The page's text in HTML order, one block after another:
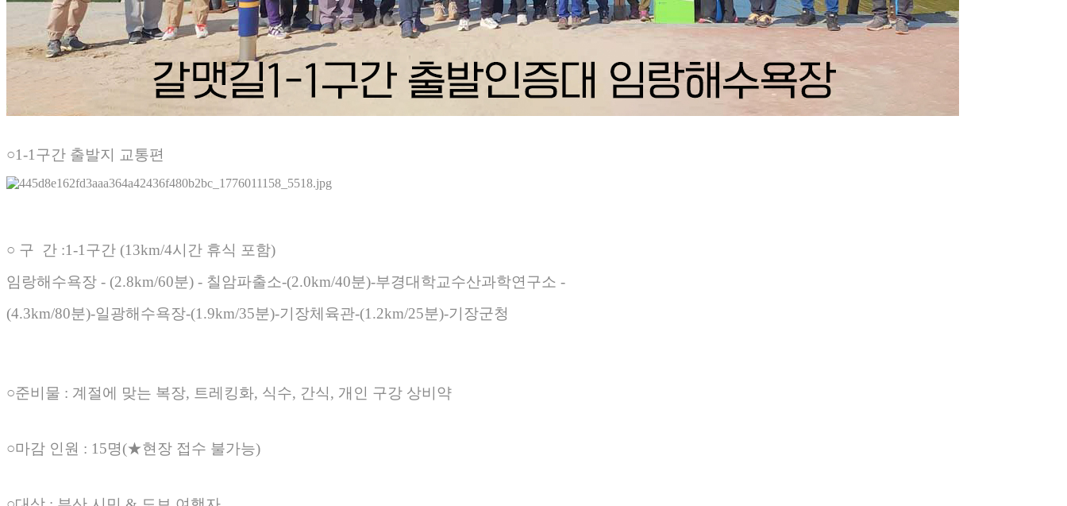
○1-1구간 출발지 교통편
○ 구 간 :1-1구간 (13km/4시간 휴식 포함)
임랑해수욕장 - (2.8km/60분) - 칠암파출소-(2.0km/40분)-부경대학교수산과학연구소 -
(4.3km/80분)-일광해수욕장-(1.9km/35분)-기장체육관-(1.2km/25분)-기장군청
○준비물 : 계절에 맞는 복장, 트레킹화, 식수, 간식, 개인 구강 상비약
○마감 인원 : 15명(★현장 접수 불가능)